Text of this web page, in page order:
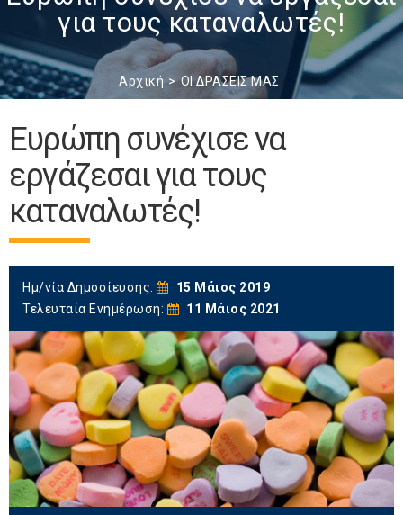
για τους καταναλωτές!
Αρχική ΟΙ ΔΡΑΣΕΙΣ ΜΑΣ
Ευρώπη συνέχισε να
εργάζεσαι για τους
καταναλωτές!
Ημ/νία Δημοσίευσης:
15 Μάιος 2019
Τελευταία Ενημέρωση:
11 Μάιος 2021